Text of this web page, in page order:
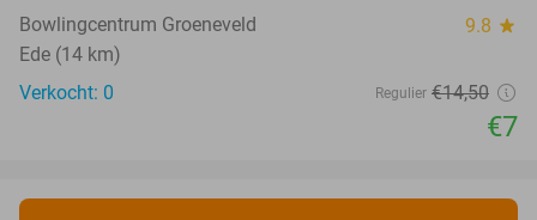
Bowlingcentrum Groeneveld 9.8 star
Ede (14 km)
Verkocht: 0
Regulier €14,50
€7